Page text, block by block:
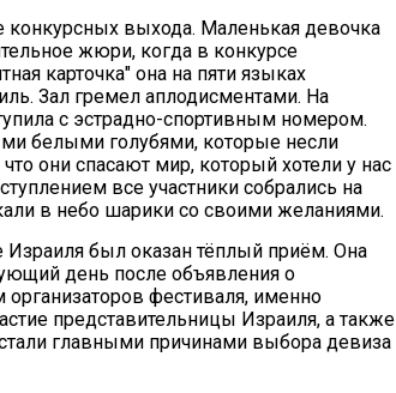
выхода. Маленькая девочка
жюри, когда в конкурсе
карточка" она на пяти языках
Зал гремел аплодисментами. На
с эстрадно-спортивным номером.
белыми голубями, которые несли
они спасают мир, который хотели у нас
все участники собрались на
в небо шарики со своими желаниями.
Израиля был оказан тёплый приём. Она
день после объявления о
фестиваля, именно
представительницы Израиля, а также
главными причинами выбора девиза